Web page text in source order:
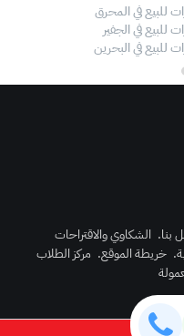
للبيع في المحرق
للبيع في الجفير
للبيع في البحرين
بنا. الشكاوي والاقتراحات
. خريطة الموقع. مركز الطلاب